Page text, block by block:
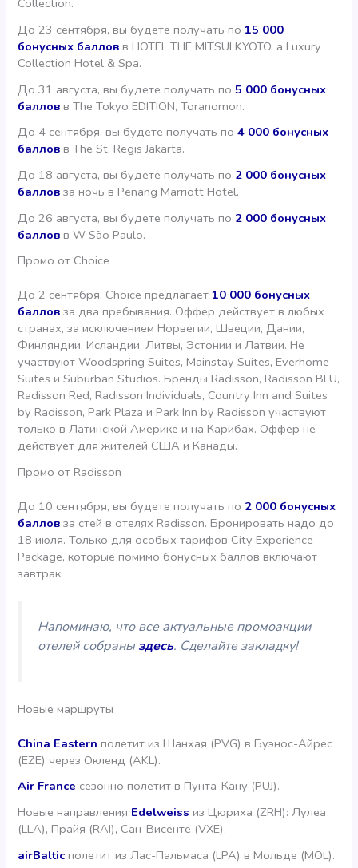
Collection.
До 23 сентября, вы будете получать по15 000
бонусных баллов в HOTEL THE MITSUI KYOTO, a Luxury
Collection Hotel & Spa.
До 31 августа, вы будете получать по5 000 бонусных
баллов в The Tokyo EDITION, Toranomon.
До 4 сентября, вы будете получать по4 000 бонусных
балловв The St. Regis Jakarta.
До 18 августа, вы будете получать по 2 000 бонусных
баллов за ночь в Penang Marriott Hotel.
До 26 августа, вы будете получать по 2 000 бонусных
баллов в W São Paulo.
Промо от Choice
До 2 сентября, Choice предлагает10 000 бонусных
баллов за два пребывания. Оффер действует в любых
странах, за исключением Норвегии, Швеции, Дании,
Финляндии, Исландии, Литвы, Эстонии и Латвии. Не
участвуют Woodspring Suites, Mainstay Suites, Everhome
Suites и Suburban Studios. Бренды Radisson, Radisson BLU,
Radisson Red, Radisson Individuals, Country Inn and Suites
by Radisson, Park Plaza и Park Inn by Radisson участвуют
только в Латинской Америке и на Карибах. Оффер не
действует для жителей США и Канады.
Промо от Radisson
До 10 сентября, вы будете получать по 2 000 бонусных
баллов за стей в отелях Radisson. Бронировать надо до
18 июля. Только для особых тарифов City Experience
Package, которые помимо бонусных баллов включают
завтрак.
Напоминаю, что все актуальные промоакции
отелей собраныздесь. Сделайте закладку!
Новые маршруты
China Eastern полетит из Шанхая (PVG) в Буэнос-Айрес
(EZE) через Окленд (AKL).
Air France сезонно полетит в Пунта-Кану (PUJ).
Новые направления Edelweissиз Цюриха (ZRH): Лулеа
(LLA), Прайя (RAI), Сан-Висенте (VXE).
airBaltic полетит из Лас-Пальмаса (LPA) в Мольде (MOL).